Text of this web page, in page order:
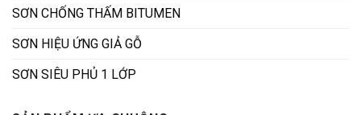
SƠN CHỐNG THẤM BITUMEN
SƠN HIỆU ỨNG GIẢ GỖ
SƠN SIÊU PHỦ 1 LỚP